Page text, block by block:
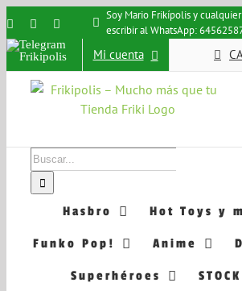
Saltar
al
contenido
InstagramFacebook
Telegram
Frikipolis
Soy Mario Frikípolis y
escribir al WhatsApp:
Mi cuenta
Buscar:
Hasbro Hot Toys y
Funko Pop! Anime
Superhéroes STOCK